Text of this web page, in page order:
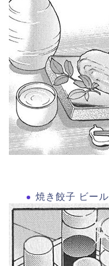
焼き餃子 ビール